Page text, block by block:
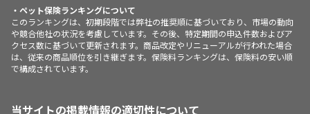
・ペット保険ランキングについて
このランキングは、初期段階では弊社の推奨順に基づいており、市場の動向
や競合他社の状況を考慮しています。その後、特定期間の申込件数およびア
クセス数に基づいて更新されます。商品改定やリニューアルが行われた場合
は、従来の商品順位を引き継ぎます。保険料ランキングは、保険料の安い順
で構成されています。
当サイトの掲載情報の適切性について